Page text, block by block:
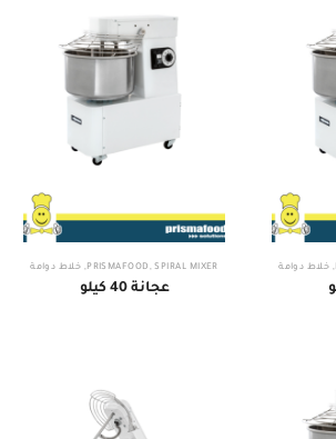
, خلاط دوامة PRISMAFOOD ,SPIRAL MIXER
, خلاط دوامة
عجانة 40 كيلو